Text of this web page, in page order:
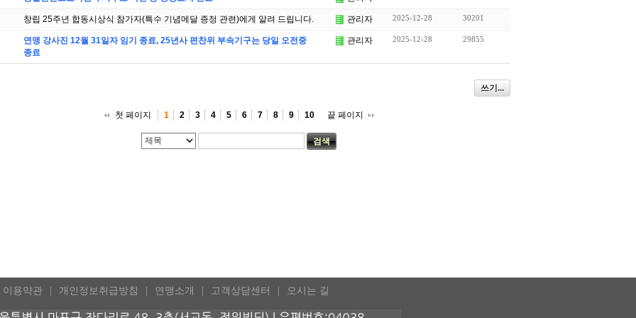
창립 25주년 합동시상식 참가자(특수 기념메달 증정 관련)에게 알려 드립니다. 관리자 2025-12-28 30201
연맹 강사진 12월 31일자 임기 종료, 25년사 편찬위 부속기구는 당일 오전중
종료
관리자 2025-12-28 29855
쓰기...
첫 페이지 1 2 3 4 5 6 7 8 9 10 끝 페이지
검색
이용약관 개인정보취급방침 연맹소개 고객상담센터 오시는 길